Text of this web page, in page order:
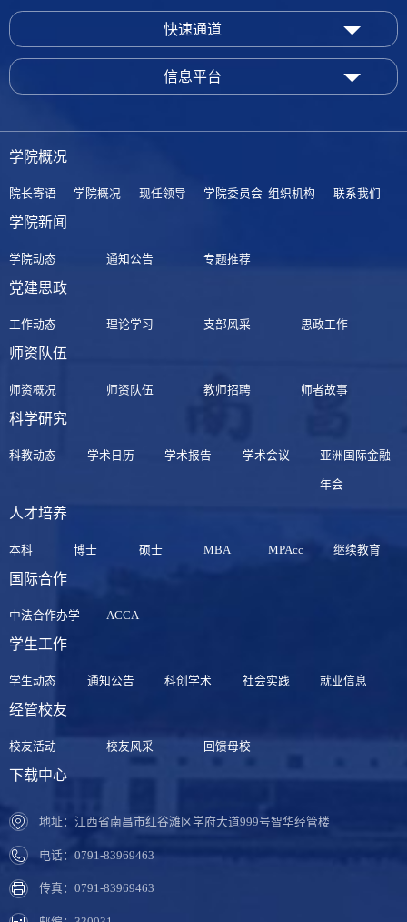
快速通道
信息平台
学院概况
院长寄语 学院概况 现任领导 学院委员会 组织机构 联系我们
学院新闻
学院动态 通知公告 专题推荐
党建思政
工作动态 理论学习 支部风采 思政工作
师资队伍
师资概况 师资队伍 教师招聘 师者故事
科学研究
科教动态 学术日历 学术报告 学术会议 亚洲国际金融
年会
人才培养
本科 博士 硕士 MBA MPAcc 继续教育
国际合作
中法合作办学 ACCA
学生工作
学生动态 通知公告 科创学术 社会实践 就业信息
经管校友
校友活动 校友风采 回馈母校
下载中心
地址：江西省南昌市红谷滩区学府大道999号智华经管楼
电话：0791-83969463
传真：0791-83969463